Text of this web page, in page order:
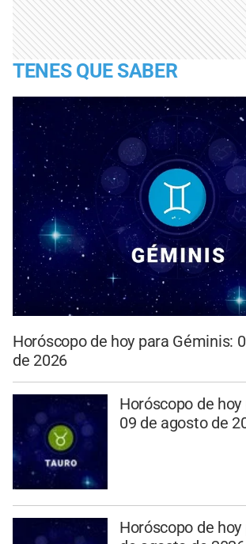
TENES QUE SABER
Horóscopo de hoy para Géminis:
de 2026
Horóscopo de hoy
09 de agosto de
Horóscopo de